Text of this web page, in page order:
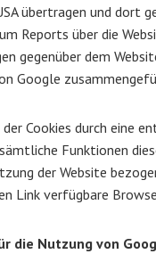
übertragen und
Reports über die
gegenüber dem
Google
der Cookies durch eine
Funktionen
der Website
Link verfügbare
die Nutzung von